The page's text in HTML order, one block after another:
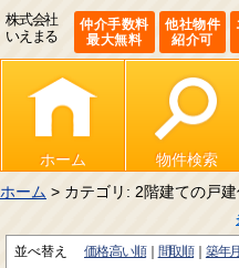
株式会社
いえまる
仲介手数料
最大無料
他社物件
紹介可
ホーム 物件検索
ホーム > カテゴリ: 2階建ての戸
並べ替え 価格:高い順 間取順 築年